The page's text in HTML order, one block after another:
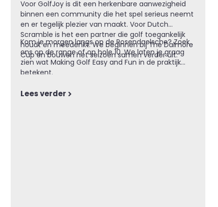
Voor GolfJoy is dit een herkenbare aanwezigheid
binnen een community die het spel serieus neemt
en er tegelijk plezier van maakt. Voor Dutch
Scramble is het een partner die golf toegankelijk
houdt en meedenkt. We beginnen bij The Dalmore
Cup en bouwen het seizoen samen verder uit.
Kom je morgen langs op de Rosendaelsche? Zoek
ons op de range of op hole 10. We laten je graag
zien wat Making Golf Easy and Fun in de praktijk
betekent.
Lees verder